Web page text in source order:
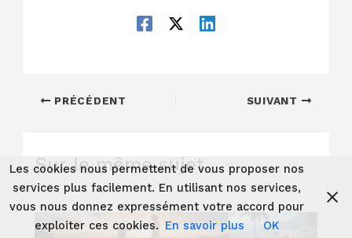
PRÉCÉDENT SUIVANT
Sur le même sujet
Les cookies nous permettent de vous proposer nos
services plus facilement. En utilisant nos services,
vous nous donnez expressément votre accord pour
exploiter ces cookies. En savoir plus OK